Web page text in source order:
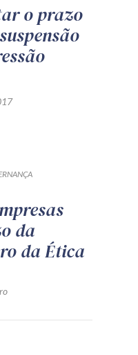
o prazo
da
da Ética